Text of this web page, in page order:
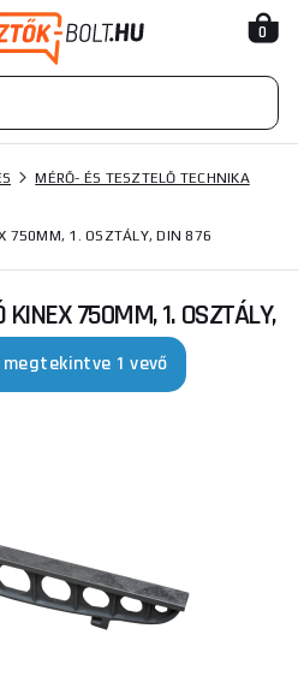
0
MÉRŐ- ÉS TESZTELŐ TECHNIKA
750MM, 1. OSZTÁLY, DIN 876
KINEX 750MM, 1. OSZTÁLY,
1 vevő